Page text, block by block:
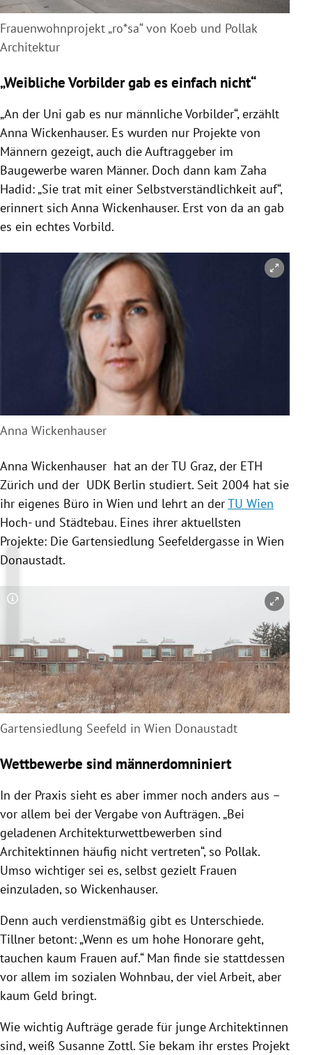
Frauenwohnprojekt „ro*sa“ von Koeb und Pollak
Architektur
„Weibliche Vorbilder gab es einfach nicht“
„An der Uni gab es nur männliche Vorbilder“, erzählt
Anna Wickenhauser. Es wurden nur Projekte von
Männern gezeigt, auch die Auftraggeber im
Baugewerbe waren Männer. Doch dann kam Zaha
Hadid: „Sie trat mit einer Selbstverständlichkeit auf“,
erinnert sich Anna Wickenhauser. Erst von da an gab
es ein echtes Vorbild.
Anna Wickenhauser
Anna Wickenhauser hat an derTU Graz, der ETH
Zürich und der UDK Berlin studiert. Seit 2004 hat sie
ihr eigenes Büro in Wien und lehrt an derTU Wien
Hoch- und Städtebau. Eines ihrer aktuellsten
Projekte: Die Gartensiedlung Seefeldergasse in Wien
Donaustadt.
Copyright-Hinweis öffnen/schließen
Gartensiedlung Seefeld in Wien Donaustadt
Wettbewerbe sind männerdomniniert
In der Praxis sieht es aber immer noch anders aus –
vor allem bei der Vergabe von Aufträgen. „Bei
geladenen Architekturwettbewerben sind
Architektinnen häufig nicht vertreten“, so Pollak.
Umso wichtiger sei es, selbst gezielt Frauen
einzuladen, so Wickenhauser.
Denn auch verdienstmäßig gibt es Unterschiede.
Tillner betont: „Wenn es um hohe Honorare geht,
tauchen kaum Frauen auf.“ Man finde sie stattdessen
vor allem im sozialen Wohnbau, der viel Arbeit, aber
kaum Geld bringt.
Wie wichtig Aufträge gerade für junge Architektinnen
sind, weiß Susanne Zottl. Sie bekam ihr erstes Projekt